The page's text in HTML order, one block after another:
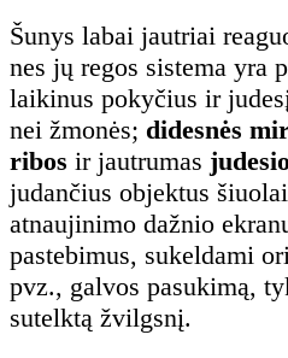
Šunys labai jautriai
nes jų regos sistema yra
laikinus pokyčius ir
nei žmonės; didesnės
ribos ir jautrumas
judančius objektus
atnaujinimo dažnio
pastebimus, sukeldami
pvz., galvos pasukimą,
sutelktą žvilgsnį.